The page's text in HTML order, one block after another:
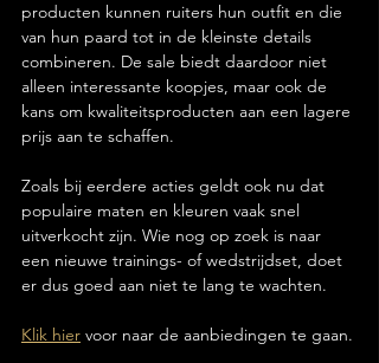
producten kunnen ruiters hun outfit en die
van hun paard tot in de kleinste details
combineren. De sale biedt daardoor niet
alleen interessante koopjes, maar ook de
kans om kwaliteitsproducten aan een lagere
prijs aan te schaffen.
Zoals bij eerdere acties geldt ook nu dat
populaire maten en kleuren vaak snel
uitverkocht zijn. Wie nog op zoek is naar
een nieuwe trainings- of wedstrijdset, doet
er dus goed aan niet te lang te wachten.
Klik hier voor naar de aanbiedingen te gaan.